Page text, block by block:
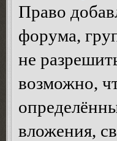
Право
форума,
не
возможно,
вложения,